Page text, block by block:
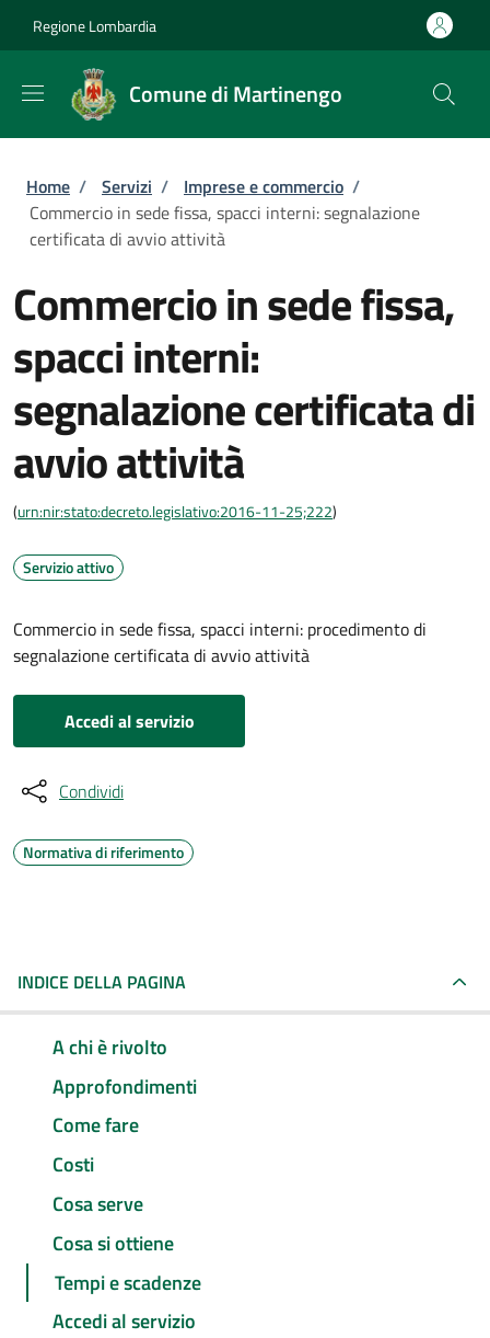
Regione Lombardia
Comune di Martinengo
Briciole di pane
Home / Servizi / Imprese e commercio /
Commercio in sede fissa, spacci interni: segnalazione
certificata di avvio attività
Commercio in sede fissa,
spacci interni:
segnalazione certificata di
avvio attività
(urn:nir:stato:decreto.legislativo:2016-11-25;222)
Servizio attivo
Commercio in sede fissa, spacci interni: procedimento di
segnalazione certificata di avvio attività
Accedi al servizio
Condividi
Normativa di riferimento
INDICE DELLA PAGINA
A chi è rivolto
Approfondimenti
Come fare
Costi
Cosa serve
Cosa si ottiene
Tempi e scadenze
Accedi al servizio